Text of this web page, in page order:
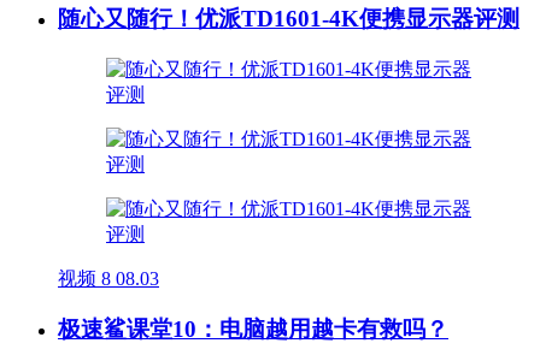
随心又随行！优派TD1601-4K便携显示器评测
视频 8 08.03
极速鲨课堂10：电脑越用越卡有救吗？